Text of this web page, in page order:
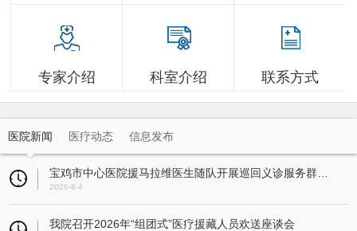
专家介绍 科室介绍 联系方式
医院新闻 医疗动态 信息发布
2026-8-4
我院召开2026年“组团式”医疗援藏人员欢送座谈会